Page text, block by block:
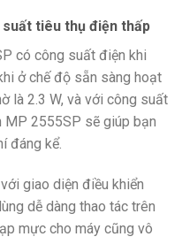
tiêu thụ điện thấp
có công suất điện khi
ở chế độ sẵn sàng hoạt
là 2.3 W, và với công suất
MP 2555SP sẽ giúp bạn
đáng kể.
giao diện điều khiển
dễ dàng thao tác trên
mực cho máy cũng vô